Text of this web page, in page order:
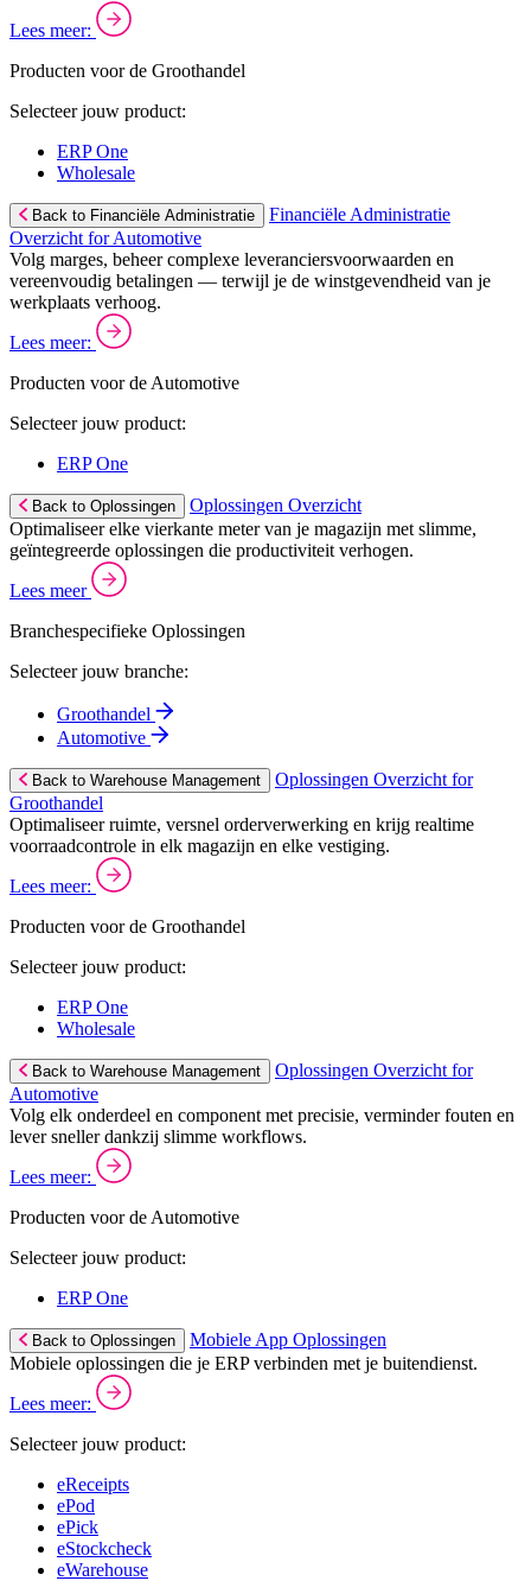
Lees meer:
Producten voor de Groothandel
Selecteer jouw product:
ERP One
Wholesale
Back to Financiële Administratie
Financiële Administratie
Overzicht for Automotive
Volg marges, beheer complexe leveranciersvoorwaarden en
vereenvoudig betalingen — terwijl je de winstgevendheid van je
werkplaats verhoog.
Lees meer:
Producten voor de Automotive
Selecteer jouw product:
ERP One
Back to Oplossingen
Oplossingen Overzicht
Optimaliseer elke vierkante meter van je magazijn met slimme,
geïntegreerde oplossingen die productiviteit verhogen.
Lees meer
Branchespecifieke Oplossingen
Selecteer jouw branche:
Groothandel
Automotive
Back to Warehouse Management
Oplossingen Overzicht for
Groothandel
Optimaliseer ruimte, versnel orderverwerking en krijg realtime
voorraadcontrole in elk magazijn en elke vestiging.
Lees meer:
Producten voor de Groothandel
Selecteer jouw product:
ERP One
Wholesale
Back to Warehouse Management
Oplossingen Overzicht for
Automotive
Volg elk onderdeel en component met precisie, verminder fouten en
lever sneller dankzij slimme workflows.
Lees meer:
Producten voor de Automotive
Selecteer jouw product:
ERP One
Back to Oplossingen
Mobiele App Oplossingen
Mobiele oplossingen die je ERP verbinden met je buitendienst.
Lees meer:
Selecteer jouw product:
eReceipts
ePod
ePick
eStockcheck
eWarehouse